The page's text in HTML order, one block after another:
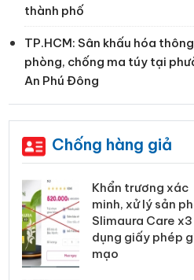
thành phố
TP.HCM: Sân khấu hóa
phòng, chống ma túy tại
An Phú Đông
Chống hàng giả
Khẩn trương xác
minh, xử lý sản
Slimaura Care x3
dụng giấy phép
mạo